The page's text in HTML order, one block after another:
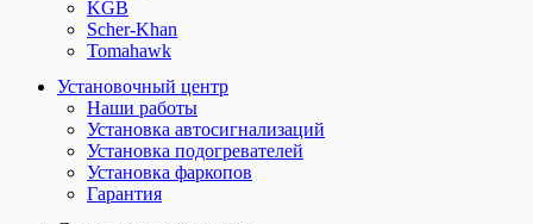
KGB
Scher-Khan
Tomahawk
Установочный центр
Наши работы
Установка автосигнализаций
Установка подогревателей
Установка фаркопов
Гарантия